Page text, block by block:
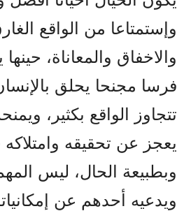
وإستمتاعا من الواقع
والاخفاق والمعاناة،
فرسا مجنحا يحلق
تتجاوز الواقع بكثير،
يعجز عن تحقيقه وامتلاكه
وبطبيعة الحال، ليس
ويدعيه أحدهم عن